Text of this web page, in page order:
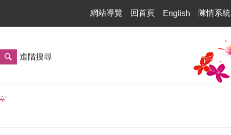
網站導覽 回首頁 English 陳情系統
進階搜尋